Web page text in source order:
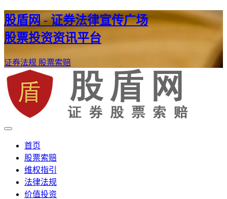
股盾网 - 证券法律宣传广场
股票投资资讯平台
证券法规 股票索赔
股盾网
证券股票维权网
首页
股票索赔
维权指引
法律法规
价值投资